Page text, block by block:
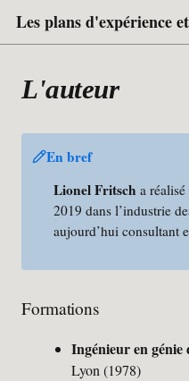
Les plans d'expérience
L'auteur
En bref
Lionel Fritsch a
2019 dans l’industrie
aujourd’hui consultant
Formations
Ingénieur en génie
Lyon (1978)